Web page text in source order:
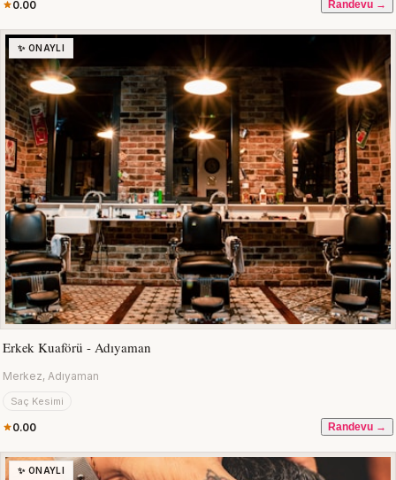
0.00 Randevu →
✨ ONAYLI
Erkek Kuaförü - Adıyaman
Merkez, Adıyaman
Saç Kesimi
0.00 Randevu →
✨ ONAYLI